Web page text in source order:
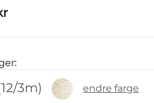
3m) endre farge